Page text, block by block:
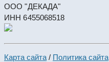
ООО "ДЕКАДА"
ИНН 6455068518
Карта сайта / Политика сайта